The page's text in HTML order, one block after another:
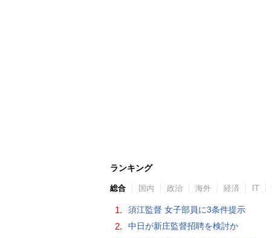
ランキング
総合 国内 政治 海外 経済 IT
1. 須江監督 女子部員に3条件提示
2. 中日が新庄監督招聘を検討か